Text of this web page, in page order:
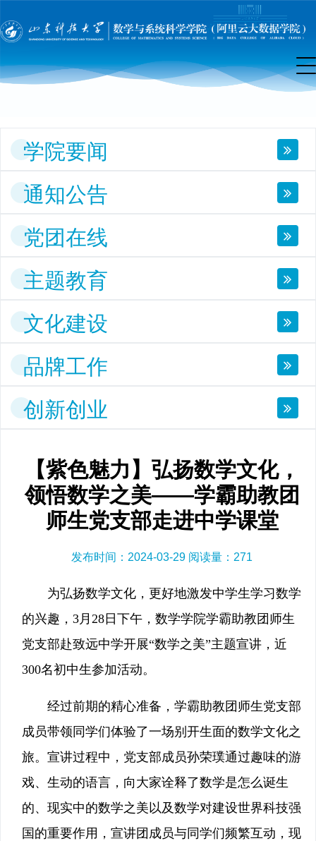
院
页
学院要闻
通知公告
党团在线
主题教育
文化建设
品牌工作
创新创业
【紫色魅力】弘扬数学文化，
领悟数学之美——学霸助教团
师生党支部走进中学课堂
发布时间：2024-03-29 阅读量： 271
为弘扬数学文化，更好地激发中学生学习数学
的兴趣，3月28日下午，数学学院学霸助教团师生
党支部赴致远中学开展“数学之美”主题宣讲，近
300名初中生参加活动。
经过前期的精心准备，学霸助教团师生党支部
成员带领同学们体验了一场别开生面的数学文化之
旅。宣讲过程中，党支部成员孙荣璞通过趣味的游
戏、生动的语言，向大家诠释了数学是怎么诞生
的、现实中的数学之美以及数学对建设世界科技强
国的重要作用，宣讲团成员与同学们频繁互动，现